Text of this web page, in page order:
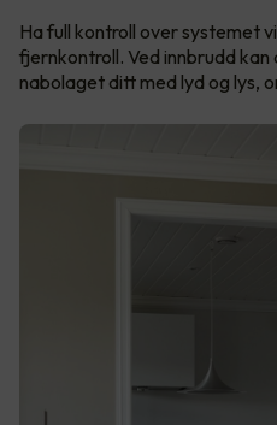
Ha full kontroll over systemet
fjernkontroll. Ved innbrudd kan
nabolaget ditt med lyd og lys,